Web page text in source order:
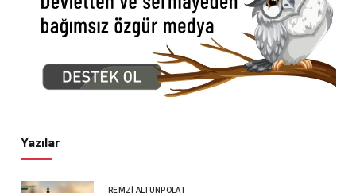
Yazılar
REMZI ALTUNPOLAT